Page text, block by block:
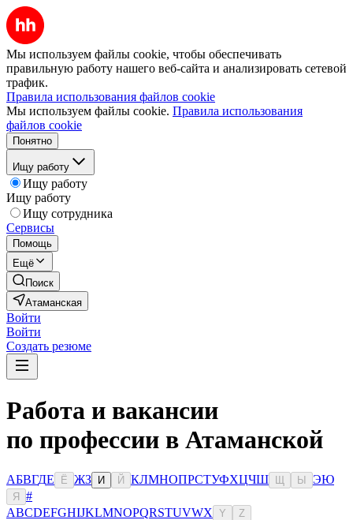
Мы используем файлы cookie, чтобы обеспечивать
правильную работу нашего веб-сайта и анализировать сетевой
трафик.
Правила использования файлов cookie
Мы используем файлы cookie. Правила использования
файлов cookie
Понятно
Ищу работу
Ищу работу
Ищу работу
Ищу сотрудника
Сервисы
Помощь
Ещё
Поиск
Атаманская
Войти
Войти
Создать резюме
Работа и вакансии
по профессии в Атаманской
АБВГДЕ Ё ЖЗ И Й КЛМНОПРСТУФХЦЧШ Ы ЭЮ
Я
#
ABCDEFGHIJKLMNOPQRSTUVWX Y Z